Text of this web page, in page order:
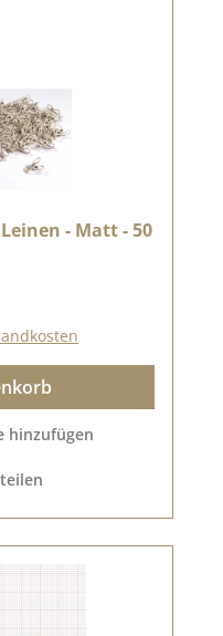
- Matt - 50
hinzufügen